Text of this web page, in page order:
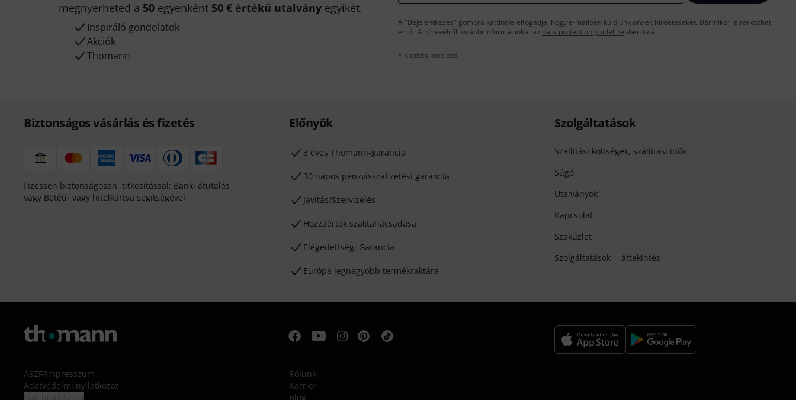
megnyerheted a 50 egyenként 50 € értékű utalvány egyikét.
Inspiráló gondolatok
Akciók
Thomann
A "Bejelentkezés" gombra kattintva elfogadja, hogy e-mailben küldjünk önnek hirdetéseket. Bármikor leiratkozhat
erről. A hírlevélről további információkat az data protection guideline -ben talál.
* Kitöltés kötelező
Biztonságos vásárlás és fizetés
Fizessen biztonságosan, titkosítással: Banki átutalás
vagy Betéti- vagy hitelkártya segítségével
Előnyök
3 éves Thomann-garancia
30 napos pénzvisszafizetési garancia
Javítás/Szervizelés
Hozzáértők szaktanácsadása
Elégedettségi Garancia
Európa legnagyobb termékraktára
Szolgáltatások
Szállítási költségek, szállítási idők
Súgó
Utalványok
Kapcsolat
Szaküzlet
Szolgáltatások -- áttekintés
ÁSZF/Impresszum
Adatvédelmi nyilatkozat
Rólunk
Karrier
Blog